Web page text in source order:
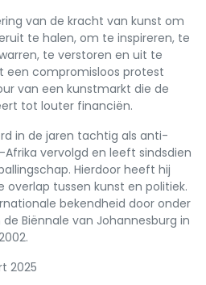
van de kracht van kunst om
te halen, om te inspireren, te
te verstoren en uit te
een compromisloos protest
van een kunstmarkt die de
tot louter financiën.
in de jaren tachtig als anti-
vervolgd en leeft sindsdien
Hierdoor heeft hij
overlap tussen kunst en politiek.
bekendheid door onder
Biënnale van Johannesburg in
2025